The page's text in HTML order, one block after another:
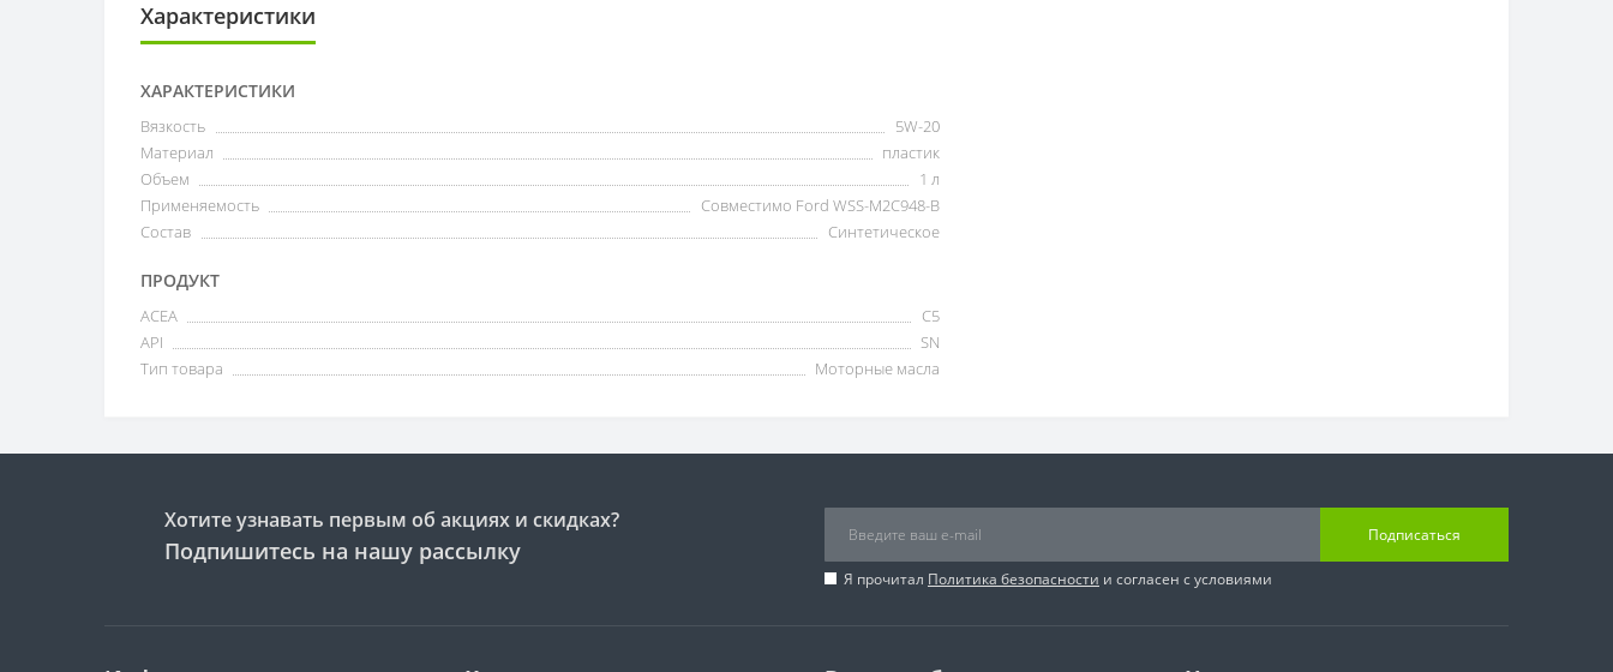
Характеристики
ХАРАКТЕРИСТИКИ
Вязкость
5W-20
Материал
пластик
Объем
1 л
Применяемость
Совместимо Ford WSS-M2C948-B
Состав
Синтетическое
ПРОДУКТ
ACEA
C5
API
SN
Тип товара
Моторные масла
Хотите узнавать первым об акциях и скидках?
Подпишитесь на нашу рассылку
Подписаться
Я прочитал Политика безопасности и согласен с условиями